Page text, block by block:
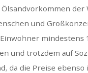
der
und
mindestens
und trotzdem auf
da die Preise ebenso